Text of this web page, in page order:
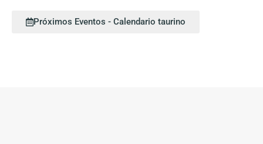
Próximos Eventos - Calendario taurino